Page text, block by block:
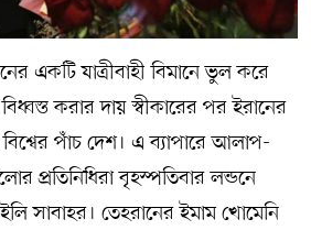
একটি যাত্রীবাহী বিমানে ভুল করে
বিধ্বস্ত করার দায় স্বীকারের পর ইরানের
পাঁচ দেশ। এ ব্যাপারে আলাপ-
প্রতিনিধিরা বৃহস্পতিবার লন্ডনে
সাবাহর। তেহরানের ইমাম খোমেনি